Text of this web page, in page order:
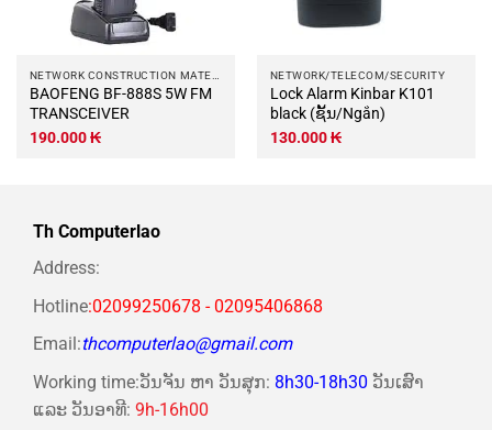
BAOFENG BF-888S 5W FM
TRANSCEIVER
190.000₭
NETWORK/TELECOM/SECURITY
Lock Alarm Kinbar K101
black (ຊັ້ນ/Ngắn)
130.000₭
Th Computerlao
Address:
Hotline:02099250678 - 02095406868
Email:thcomputerlao@gmail.com
Working time:ວັນຈັນ ຫາ ວັນສຸກ: 8h30-18h30 ວັນເສົາ
ແລະ ວັນອາທີ: 9h-16h00